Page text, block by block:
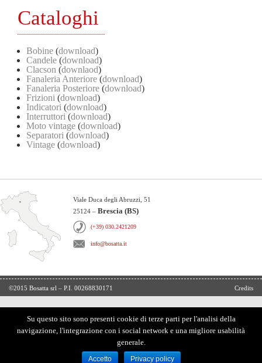
Cataloghi
Bobine (download)
Candele (download)
Clacson (downlaod)
Fanaleria Anteriore (download)
Fanaleria Posteriore (download)
Frizioni (download)
Indicatori (download)
Interruttori (download)
Moto vintage (download)
Separatori (download)
Vintage (download)
Viale Duca degli Abruzzi, 51
25124 – Brescia (BS)
(+39) 030.2421209
info@bosatta.it
©2015 Bosatta srl – P.I. 00268830171 Credits
Su questo sito sono presenti cookie di terze parti per l'analisi della
navigazione, l'integrazione con i social network e una migliore usabilità
generale.
Accetto Privacy policy